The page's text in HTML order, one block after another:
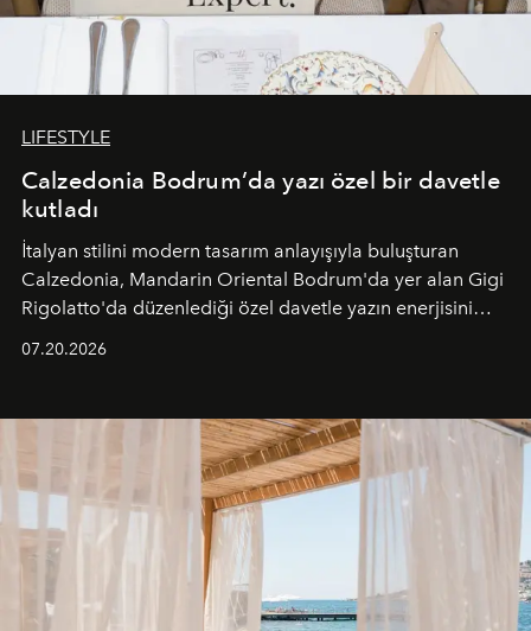
LIFESTYLE
Calzedonia Bodrum’da yazı özel bir davetle
kutladı
İtalyan stilini modern tasarım anlayışıyla buluşturan
Calzedonia, Mandarin Oriental Bodrum'da yer alan Gigi
Rigolatto'da düzenlediği özel davetle yazın enerjisini
07.20.2026